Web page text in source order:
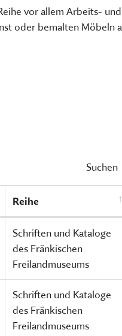
Museum
vor allem Arbeits-
oder bemalten Möbeln
Suchen
Reihe
Schriften und Kataloge
des Fränkischen
Freilandmuseums
Schriften und Kataloge
des Fränkischen
Freilandmuseums